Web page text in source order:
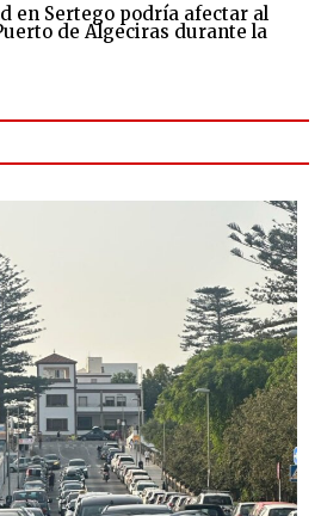
en Sertego podría afectar al
de Algeciras durante la